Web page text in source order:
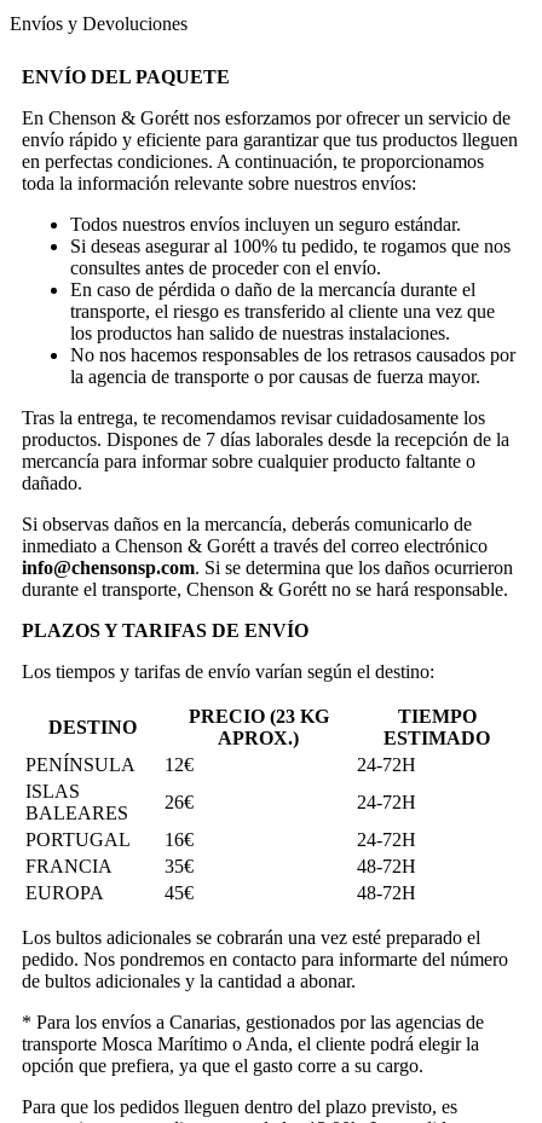
Envíos y Devoluciones
ENVÍO DEL PAQUETE
En Chenson & Gorétt nos esforzamos por ofrecer un servicio de
envío rápido y eficiente para garantizar que tus productos lleguen
en perfectas condiciones. A continuación, te proporcionamos
toda la información relevante sobre nuestros envíos:
Todos nuestros envíos incluyen un seguro estándar.
Si deseas asegurar al 100% tu pedido, te rogamos que nos
consultes antes de proceder con el envío.
En caso de pérdida o daño de la mercancía durante el
transporte, el riesgo es transferido al cliente una vez que
los productos han salido de nuestras instalaciones.
No nos hacemos responsables de los retrasos causados por
la agencia de transporte o por causas de fuerza mayor.
Tras la entrega, te recomendamos revisar cuidadosamente los
productos. Dispones de 7 días laborales desde la recepción de la
mercancía para informar sobre cualquier producto faltante o
dañado.
Si observas daños en la mercancía, deberás comunicarlo de
inmediato a Chenson & Gorétt a través del correo electrónico
info@chensonsp.com. Si se determina que los daños ocurrieron
durante el transporte, Chenson & Gorétt no se hará responsable.
PLAZOS Y TARIFAS DE ENVÍO
Los tiempos y tarifas de envío varían según el destino:
DESTINO
PRECIO (23 KG
APROX.)
TIEMPO
ESTIMADO
PENÍNSULA
12€
24-72H
ISLAS
BALEARES
26€
24-72H
PORTUGAL
16€
24-72H
FRANCIA
35€
48-72H
EUROPA
45€ 48-72H
Los bultos adicionales se cobrarán una vez esté preparado el
pedido. Nos pondremos en contacto para informarte del número
de bultos adicionales y la cantidad a abonar.
* Para los envíos a Canarias, gestionados por las agencias de
transporte Mosca Marítimo o Anda, el cliente podrá elegir la
opción que prefiera, ya que el gasto corre a su cargo.
Para que los pedidos lleguen dentro del plazo previsto, es